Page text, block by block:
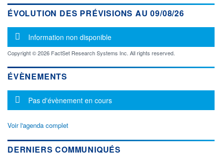
ÉVOLUTION DES PRÉVISIONS AU 09/08/26
Message d'information
Information non disponible
Copyright © 2026 FactSet Research Systems Inc. All rights reserved.
ÉVÈNEMENTS
Message d'information
Pas d'évènement en cours
Voir l'agenda complet
DERNIERS COMMUNIQUÉS